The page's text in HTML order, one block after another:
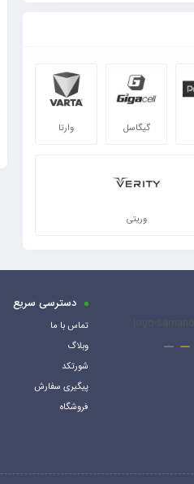
گیگاسل وارتا
وریتی
دسترسی سریع
تماس با ما
وبلاگ
شورتکد
پیگیری سفارش
فروشگاه